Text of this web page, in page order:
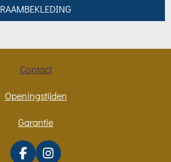
RAAMBEKLEDING
Contact
Openingstijden
Garantie
F I